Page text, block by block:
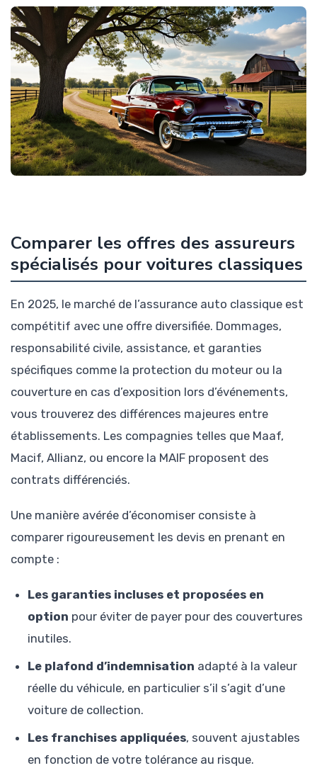
Comparer les offres des assureurs
spécialisés pour voitures classiques
En 2025, le marché de l’assurance auto classique est
compétitif avec une offre diversifiée. Dommages,
responsabilité civile, assistance, et garanties
spécifiques comme la protection du moteur ou la
couverture en cas d’exposition lors d’événements,
vous trouverez des différences majeures entre
établissements. Les compagnies telles que Maaf,
Macif, Allianz, ou encore la MAIF proposent des
contrats différenciés.
Une manière avérée d’économiser consiste à
comparer rigoureusement les devis en prenant en
compte :
Les garanties incluses et proposées en
option pour éviter de payer pour des couvertures
inutiles.
Le plafond d’indemnisation adapté à la valeur
réelle du véhicule, en particulier s’il s’agit d’une
voiture de collection.
Les franchises appliquées, souvent ajustables
en fonction de votre tolérance au risque.